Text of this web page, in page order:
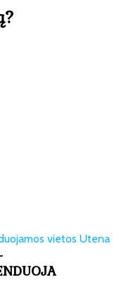
vietos Utena